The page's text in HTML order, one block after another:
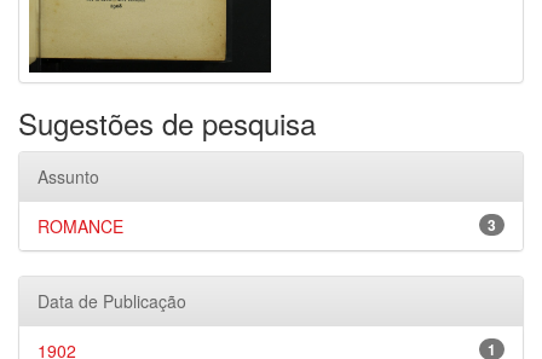
Sugestões de pesquisa
Assunto
3
ROMANCE
Data de Publicação
1
1902